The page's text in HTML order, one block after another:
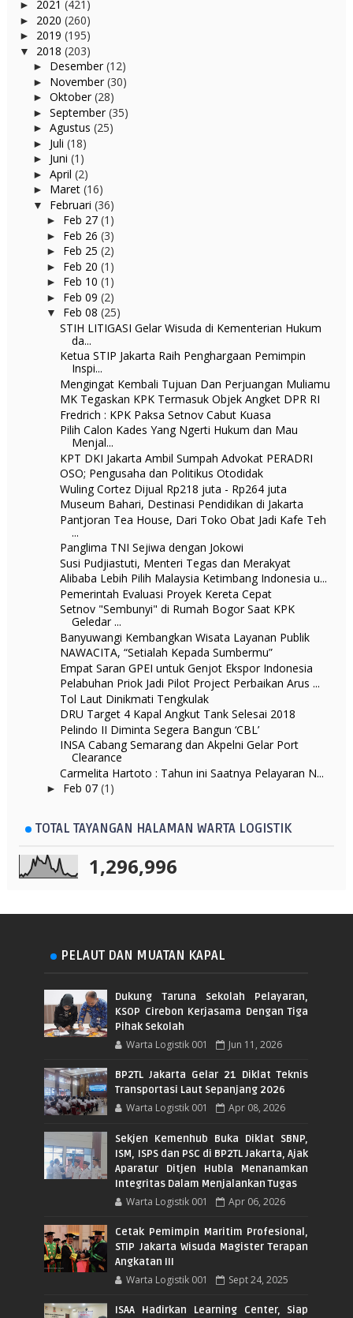
► 2021 (421)
► 2020 (260)
► 2019 (195)
▼ 2018 (203)
► Desember(12)
► November(30)
► Oktober(28)
► September(35)
► Agustus (25)
► Juli (18)
► Juni (1)
► April (2)
► Maret (16)
▼ Februari (36)
► Feb 27 (1)
► Feb 26 (3)
► Feb 25 (2)
► Feb 20 (1)
► Feb 10 (1)
► Feb 09 (2)
▼ Feb 08 (25)
STIH LITIGASI Gelar Wisuda di Kementerian Hukum
da...
Ketua STIP Jakarta Raih Penghargaan Pemimpin
Inspi...
Mengingat Kembali Tujuan Dan Perjuangan Muliamu
MK Tegaskan KPK Termasuk Objek Angket DPR RI
Fredrich : KPK Paksa Setnov Cabut Kuasa
Pilih Calon Kades Yang Ngerti Hukum dan Mau
Menjal...
KPT DKI Jakarta Ambil Sumpah Advokat PERADRI
OSO; Pengusaha dan Politikus Otodidak
Wuling Cortez Dijual Rp218 juta - Rp264 juta
Museum Bahari, Destinasi Pendidikan di Jakarta
Pantjoran Tea House, Dari Toko Obat Jadi Kafe Teh
...
Panglima TNI Sejiwa dengan Jokowi
Susi Pudjiastuti, Menteri Tegas dan Merakyat
Alibaba Lebih Pilih Malaysia Ketimbang Indonesia u...
Pemerintah Evaluasi Proyek Kereta Cepat
Setnov "Sembunyi" di Rumah Bogor Saat KPK
Geledar ...
Banyuwangi Kembangkan Wisata Layanan Publik
NAWACITA, “Setialah Kepada Sumbermu”
Empat Saran GPEI untuk Genjot Ekspor Indonesia
Pelabuhan Priok Jadi Pilot Project Perbaikan Arus ...
Tol Laut Dinikmati Tengkulak
DRU Target 4 Kapal Angkut Tank Selesai 2018
Pelindo II Diminta Segera Bangun ‘CBL’
INSA Cabang Semarang dan Akpelni Gelar Port
Clearance
Carmelita Hartoto : Tahun ini Saatnya Pelayaran N...
► Feb 07 (1)
TOTAL TAYANGAN HALAMAN WARTA LOGISTIK
1,296,996
PELAUT DAN MUATAN KAPAL
Dukung Taruna Sekolah Pelayaran,
KSOP Cirebon Kerjasama Dengan Tiga
Pihak Sekolah
Warta Logistik 001 Jun 11, 2026
BP2TL Jakarta Gelar 21 Diklat Teknis
Transportasi Laut Sepanjang 2026
Warta Logistik 001 Apr 08, 2026
Sekjen Kemenhub Buka Diklat SBNP,
ISM, ISPS dan PSC di BP2TL Jakarta, Ajak
Aparatur Ditjen Hubla Menanamkan
Integritas Dalam Menjalankan Tugas
Warta Logistik 001 Apr 06, 2026
Cetak Pemimpin Maritim Profesional,
STIP Jakarta Wisuda Magister Terapan
Angkatan III
Warta Logistik 001 Sept 24, 2025
ISAA Hadirkan Learning Center, Siap